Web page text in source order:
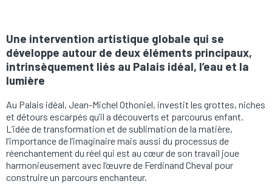
Une intervention artistique globale qui se
développe autour de deux éléments principaux,
intrinsèquement liés au Palais idéal, l’eau et la
lumière
Au Palais idéal, Jean-Michel Othoniel, investit les grottes, niches
et détours escarpés qu’il a découverts et parcourus enfant.
L’idée de transformation et de sublimation de la matière,
l’importance de l’imaginaire mais aussi du processus de
réenchantement du réel qui est au cœur de son travail joue
harmonieusement avec l’œuvre de Ferdinand Cheval pour
construire un parcours enchanteur.